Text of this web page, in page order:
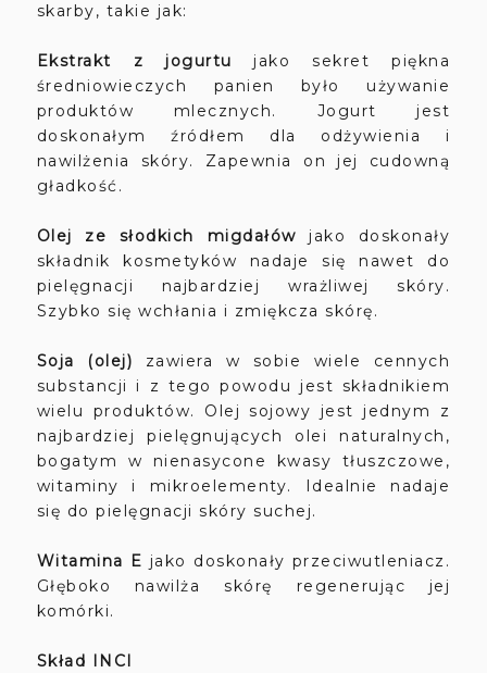
skarby, takie jak:
Ekstrakt z jogurtu jako sekret piękna
średniowieczych panien było używanie
produktów mlecznych. Jogurt jest
doskonałym źródłem dla odżywienia i
nawilżenia skóry. Zapewnia on jej cudowną
gładkość.
Olej ze słodkich migdałów jako doskonały
składnik kosmetyków nadaje się nawet do
pielęgnacji najbardziej wrażliwej skóry.
Szybko się wchłania i zmiękcza skórę.
Soja (olej) zawiera w sobie wiele cennych
substancji i z tego powodu jest składnikiem
wielu produktów. Olej sojowy jest jednym z
najbardziej pielęgnujących olei naturalnych,
bogatym w nienasycone kwasy tłuszczowe,
witaminy i mikroelementy. Idealnie nadaje
się do pielęgnacji skóry suchej.
Witamina E jako doskonały przeciwutleniacz.
Głęboko nawilża skórę regenerując jej
komórki.
Skład INCI